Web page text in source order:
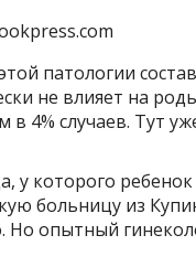
патологии
не влияет на
в 4% случаев. Тут
у которого
больницу из
Но опытный